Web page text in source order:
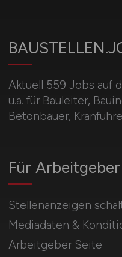
Aktuell 559 Jobs auf
u.a. für Bauleiter,
Betonbauer,
Für Arbeitgeber
Stellenanzeigen
Mediadaten &
Arbeitgeber Seite